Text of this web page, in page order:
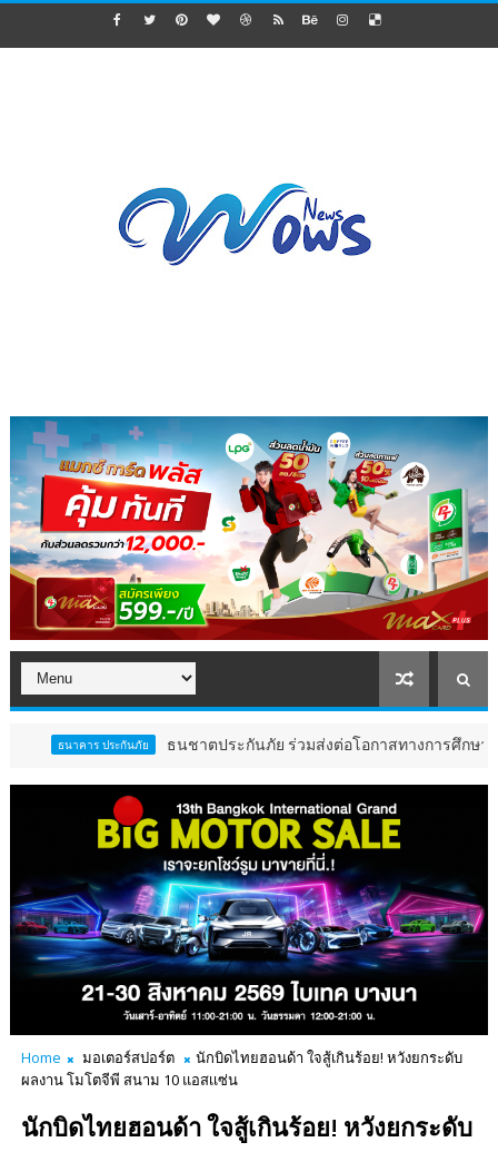
ร ประกันภัย ธนชาตประกันภัย ร่วมส่งต่อโอกาสทางการศึกษาสนับสนุนอาห
Home มอเตอร์สปอร์ต
นักบิดไทยฮอนด้า ใจสู้เกินร้อย! หวังยกระดับ
ผลงาน โมโตจีพี สนาม 10 แอสเเซ่น
นักบิดไทยฮอนด้า ใจสู้เกินร้อย! หวังยกระดับ